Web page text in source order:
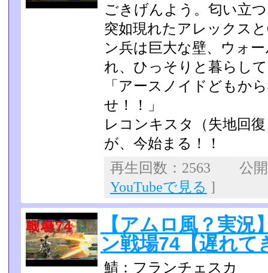
ごきげんよう。匂い立
突如現れたアレックス
ン兵は巨大な壁、ウォ
れ、ひっそりと暮ら
「アースノイドどもか
せ！！」
レコンキスタ（失地回
が、今始まる！！
再生回数：2563 公
YouTubeで見る ]
【アムロ風？実
ン戦場74【遅れて
鯖：フランチェスカ